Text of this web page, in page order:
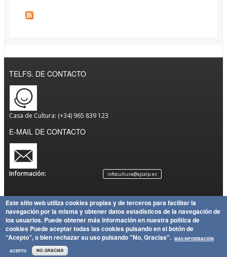
TELFS. DE CONTACTO
Casa de Cultura: (+34) 965 839 123
E-MAIL DE CONTACTO
Información: infocultura@ajcalp.es
Aviso
Legal
Política
de
Privacidad
Política
de
Mapa
del Sitio
Copyright
Ayuntamiento de Calp
Este sitio web utiliza cookies propias y de terceros para facilitar la
navegación por la misma y obtener datos estadísticos de la navegación de
los usuarios. Puede obtener más información en nuestra política de
cookies Puede aceptar todas las cookies pulsando en el botón de
“Acepto”, o bien rechazar su uso pulsando "No, Gracias". MÁS INFORMACIÓN
ACEPTO NO, GRACIAS